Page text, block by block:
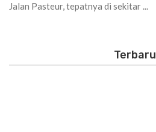
Jalan Pasteur, tepatnya di sekitar ...
Terbaru